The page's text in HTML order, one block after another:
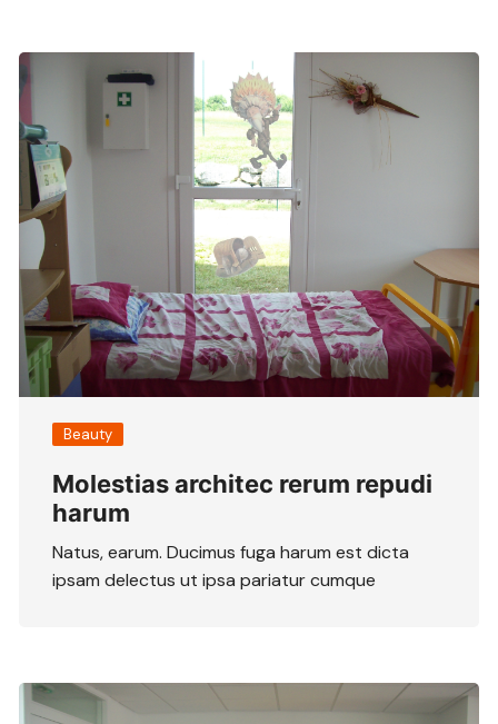
Beauty
Molestias architec rerum repudi
harum
Natus, earum. Ducimus fuga harum est dicta
ipsam delectus ut ipsa pariatur cumque